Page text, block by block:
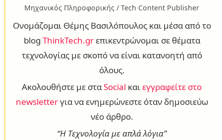
Μηχανικός Πληροφορικής / Tech Content Publisher
Ονομάζομαι Θέμης Βασιλόπουλος και μέσα από το
blog ThinkTech.grεπικεντρώνομαι σε θέματα
τεχνολογίας με σκοπό να είναι κατανοητή από
όλους.
Ακολουθήστε με σταSocial καιεγγραφείτε στο
newsletterγια να ενημερώνεστε όταν δημοσιεύω
νέο άρθρο.
“Η Τεχνολογία με απλά λόγια”